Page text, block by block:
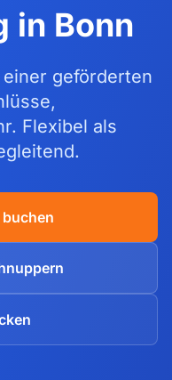
in Bonn
geförderten
Flexibel als